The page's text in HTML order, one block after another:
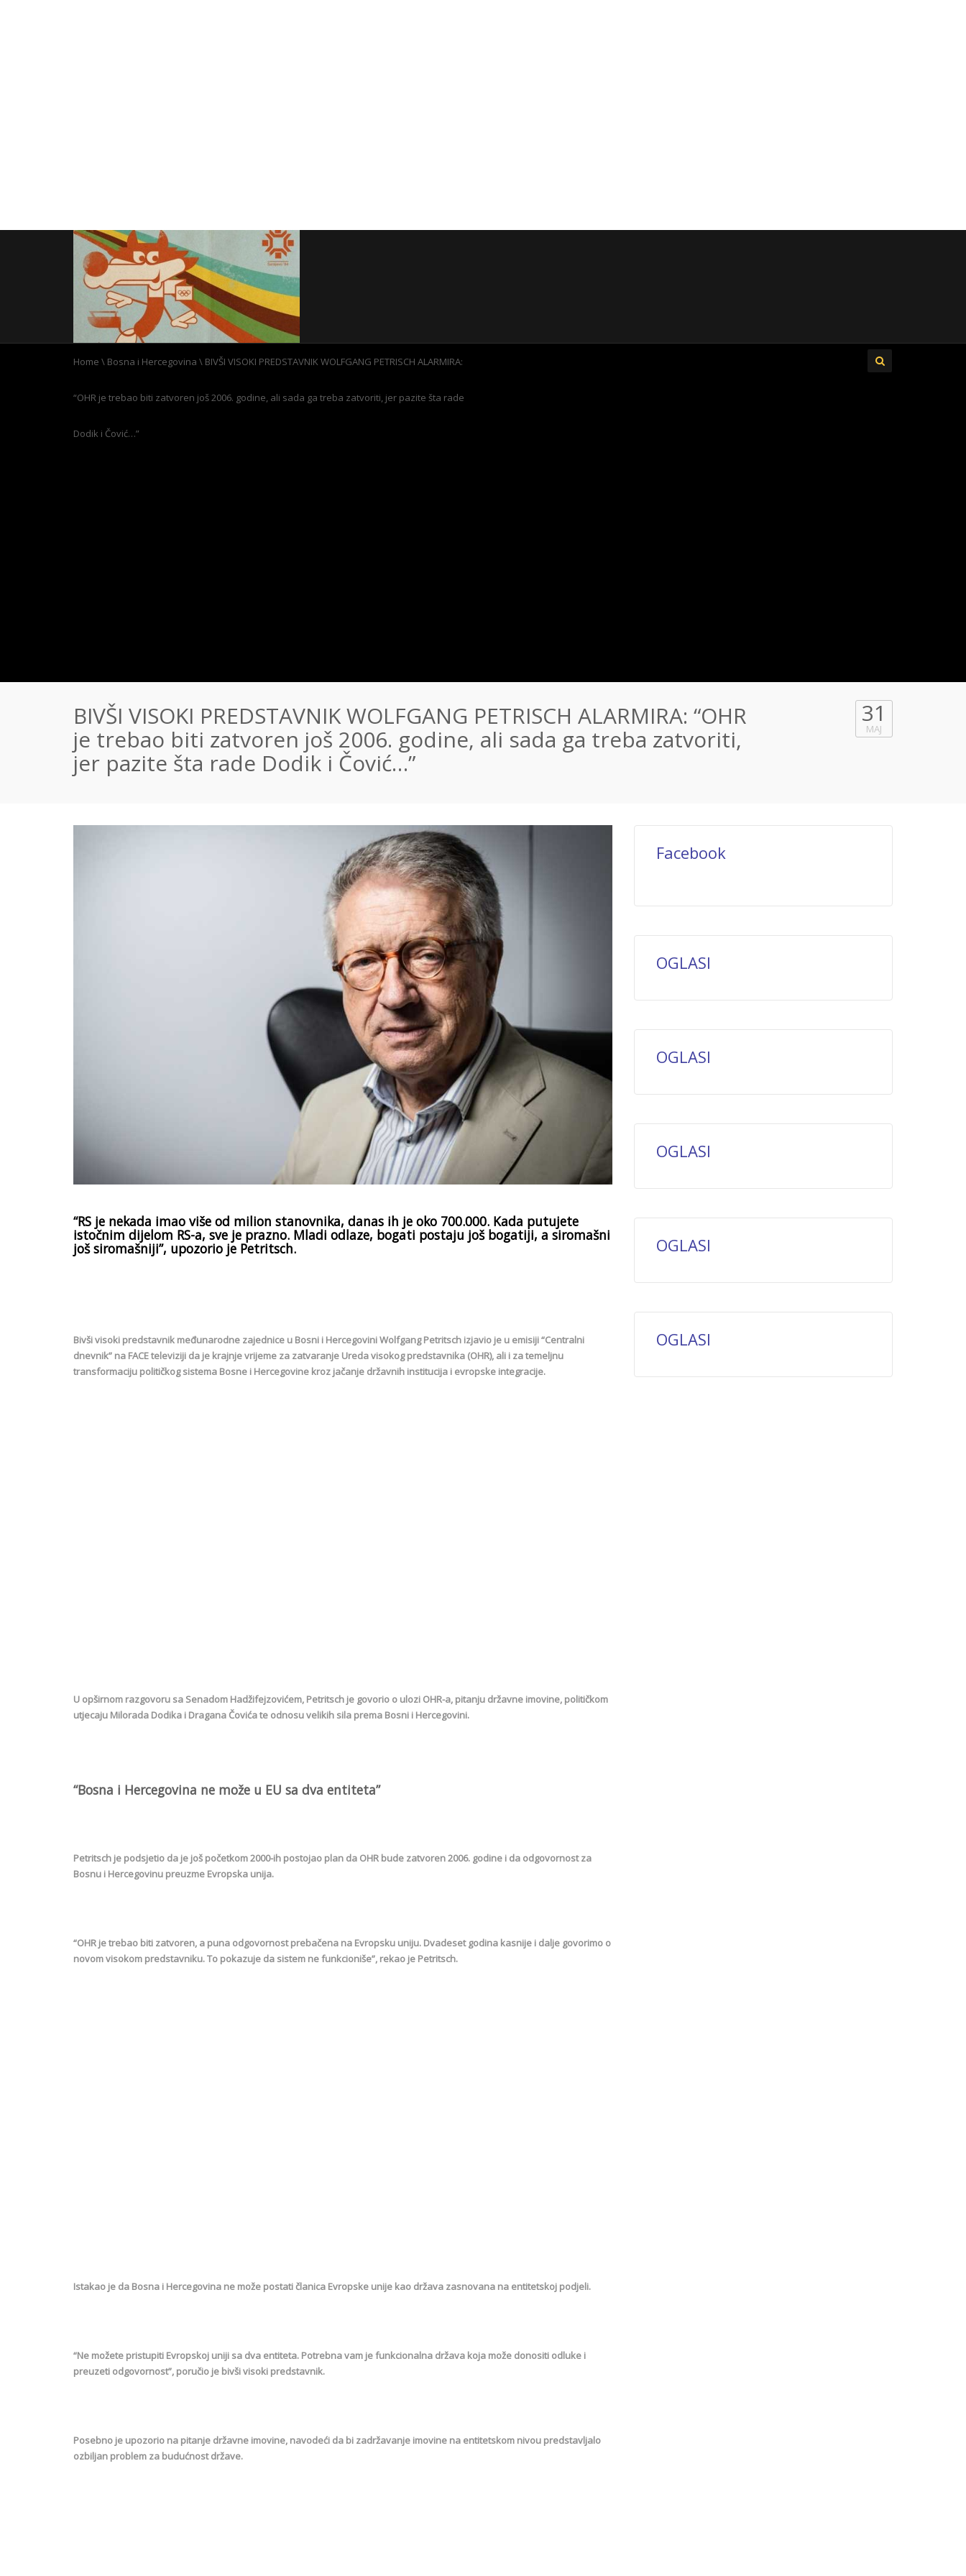
Home \ Bosna i Hercegovina \ BIVŠI VISOKI PREDSTAVNIK WOLFGANG PETRISCH ALARMIRA:
“OHR je trebao biti zatvoren još 2006. godine, ali sada ga treba zatvoriti, jer pazite šta rade
Dodik i Čović…”
BIVŠI VISOKI PREDSTAVNIK WOLFGANG PETRISCH ALARMIRA: “OHR
je trebao biti zatvoren još 2006. godine, ali sada ga treba zatvoriti,
jer pazite šta rade Dodik i Čović…”
31
MAJ
“RS je nekada imao više od milion stanovnika, danas ih je oko 700.000. Kada putujete
istočnim dijelom RS-a, sve je prazno. Mladi odlaze, bogati postaju još bogatiji, a siromašni
još siromašniji”, upozorio je Petritsch.
Bivši visoki predstavnik međunarodne zajednice u Bosni i Hercegovini Wolfgang Petritsch izjavio je u emisiji “Centralni
dnevnik” na FACE televiziji da je krajnje vrijeme za zatvaranje Ureda visokog predstavnika (OHR), ali i za temeljnu
transformaciju političkog sistema Bosne i Hercegovine kroz jačanje državnih institucija i evropske integracije.
U opširnom razgovoru sa Senadom Hadžifejzovićem, Petritsch je govorio o ulozi OHR-a, pitanju državne imovine, političkom
utjecaju Milorada Dodika i Dragana Čovića te odnosu velikih sila prema Bosni i Hercegovini.
“Bosna i Hercegovina ne može u EU sa dva entiteta”
Petritsch je podsjetio da je još početkom 2000-ih postojao plan da OHR bude zatvoren 2006. godine i da odgovornost za
Bosnu i Hercegovinu preuzme Evropska unija.
“OHR je trebao biti zatvoren, a puna odgovornost prebačena na Evropsku uniju. Dvadeset godina kasnije i dalje govorimo o
novom visokom predstavniku. To pokazuje da sistem ne funkcioniše”, rekao je Petritsch.
Istakao je da Bosna i Hercegovina ne može postati članica Evropske unije kao država zasnovana na entitetskoj podjeli.
“Ne možete pristupiti Evropskoj uniji sa dva entiteta. Potrebna vam je funkcionalna država koja može donositi odluke i
preuzeti odgovornost”, poručio je bivši visoki predstavnik.
Posebno je upozorio na pitanje državne imovine, navodeći da bi zadržavanje imovine na entitetskom nivou predstavljalo
ozbiljan problem za budućnost države.
Facebook
OGLASI
OGLASI
OGLASI
OGLASI
OGLASI